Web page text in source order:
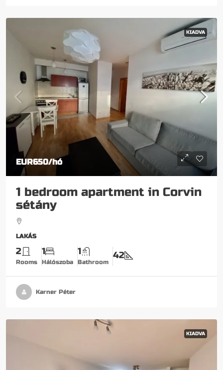
KIADVA
EUR650/hó
1 bedroom apartment in Corvin
sétány
LAKÁS
2
Rooms
1
Hálószoba
1
Bathroom
42
Karner Péter
KIADVA